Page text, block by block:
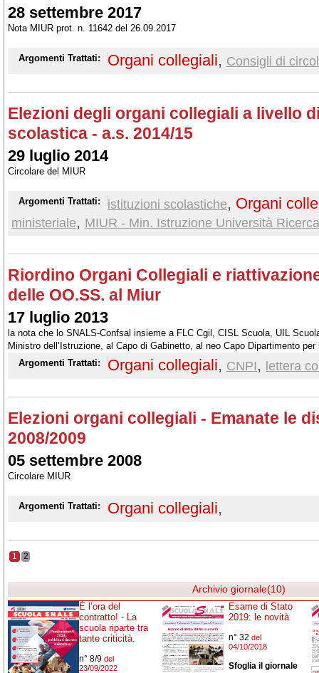
28 settembre 2017
Nota MIUR prot. n. 11642 del 26.09.2017
Argomenti Trattati: Organi collegiali, Consigli di
Elezioni degli organi collegiali a livello
scolastica - a.s. 2014/15
29 luglio 2014
Circolare del MIUR
Argomenti Trattati: istituzioni scolastiche, Organi
ministeriale, MIUR - Min. Istruzione Università Ricerca
Riordino Organi Collegiali e
delle OO.SS. al Miur
17 luglio 2013
la nota che lo SNALS-Confsal insieme a FLC Cgil, CISL Scuola, UIL
Ministro dell’Istruzione, al Capo di Gabinetto, al neo Capo Dipartimento
per gli ordinamenti scolastici:
Argomenti Trattati: Organi collegiali, CNPI, lettera
Elezioni organi collegiali - Emanate le
2008/2009
05 settembre 2008
Circolare MIUR
Argomenti Trattati: Organi collegiali,
1 2
Archivio giornale(10)
È l’ora del
contratto! - La
scuola riparte tra
tante criticità.
n° 8/9 del
23/09/2022
Esame di Stato
2019: le novità
n° 32 del
04/10/2018
Sfoglia il giornale